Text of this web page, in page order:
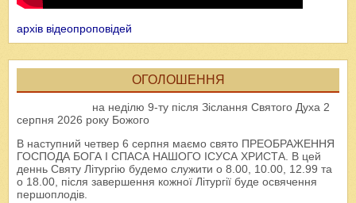
архів відеопроповідей
ОГОЛОШЕННЯ
на неділю 9-ту після Зіслання Святого Духа 2
серпня 2026 року Божого
В наступний четвер 6 серпня маємо свято ПРЕОБРАЖЕННЯ
ГОСПОДА БОГА І СПАСА НАШОГО ІСУСА ХРИСТА. В цей
деннь Святу Літургію будемо служити о 8.00, 10.00, 12.99 та
о 18.00, після завершення кожної Літургії буде освячення
першоплодів.